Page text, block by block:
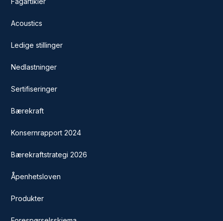
Acoustics
Ledige stillinger
Nedlastninger
Sertifiseringer
Bærekraft
Konsernrapport 2024
Bærekraftstrategi 2026
Åpenhetsloven
Produkter